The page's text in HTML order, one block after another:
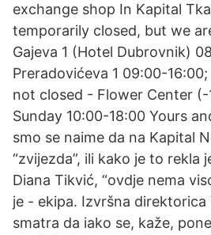
exchange shop In Kapital
temporarily closed, but we
Gajeva 1 (Hotel Dubrovnik)
Preradovićeva 1 09:00-
not closed - Flower Center (-
Sunday 10:00-18:00 Yours
smo se naime da na Kapital
“zvijezda”, ili kako je to rekla
Diana Tikvić, “ovdje nema
je - ekipa. Izvršna direktorica
smatra da iako se, kaže,